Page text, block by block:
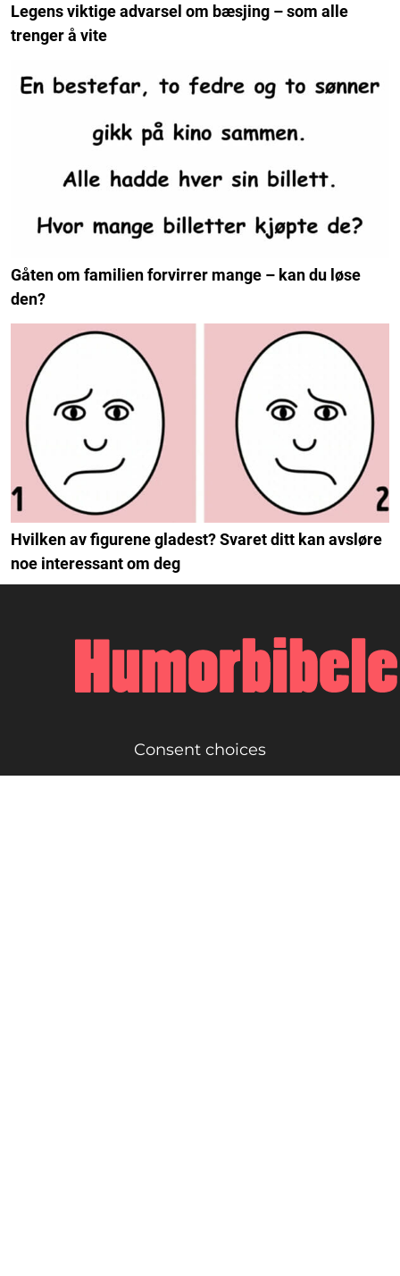
Legens viktige advarsel om bæsjing – som alle
trenger å vite
Gåten om familien forvirrer mange – kan du løse
den?
Hvilken av figurene gladest? Svaret ditt kan avsløre
noe interessant om deg
Consent choices